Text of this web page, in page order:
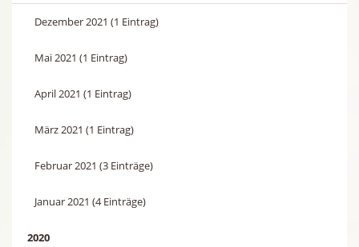
Dezember 2021 (1 Eintrag)
Mai 2021 (1 Eintrag)
April 2021 (1 Eintrag)
März 2021 (1 Eintrag)
Februar 2021 (3 Einträge)
Januar 2021 (4 Einträge)
2020